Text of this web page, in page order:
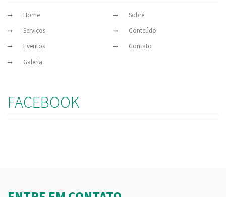
Home
Sobre
Serviços
Conteúdo
Eventos
Contato
Galeria
FACEBOOK